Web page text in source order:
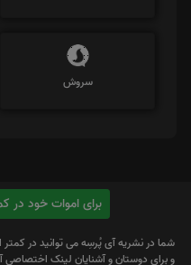
سروش
برای اموات خود در کمتر از 3 دقیقه
شما در نشریه آی پُرسِه می توانید در
و برای دوستان و آشنایان لینک